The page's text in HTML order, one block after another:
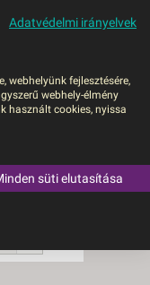
MENÜ
a
Adatvédelmi irányelvek
webhelyünk fejlesztésére,
webhely-élmény
használt cookies, nyissa
süti elutasítása